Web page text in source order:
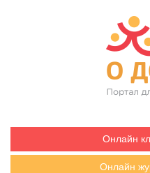
Онлайн
Онлайн